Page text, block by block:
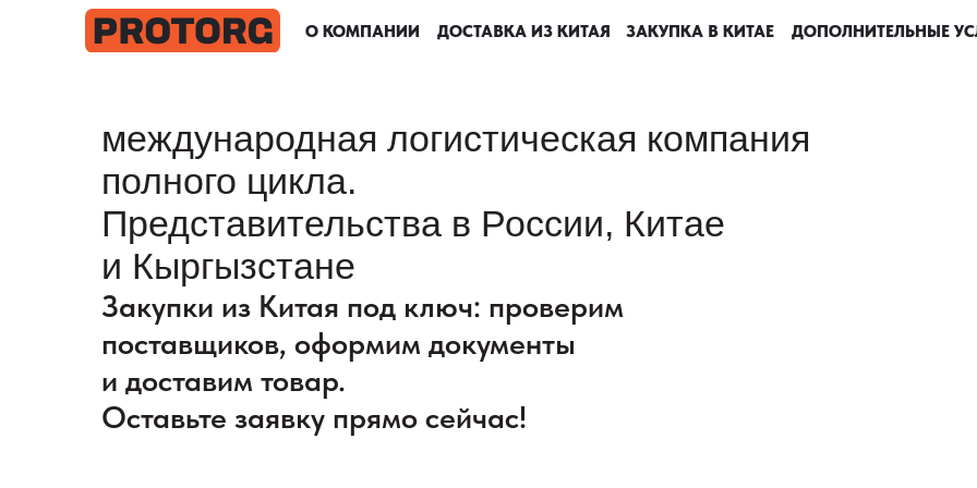
ДОПОЛНИТЕЛЬНЫЕ
О КОМПАНИИ ДОСТАВКА ИЗ КИТАЯ ЗАКУПКА В КИТАЕ ДОПОЛНИТЕЛЬНЫЕ
О КОМПАНИИ ДОСТАВКА ИЗ КИТАЯ ЗАКУПКА В КИТАЕ
международная логистическая компания
полного цикла.
Представительства в России, Китае
и Кыргызстане
Закупки из Китая под ключ: проверим
поставщиков, оформим документы
и доставим товар.
Оставьте заявку прямо сейчас!
ДОПОЛНИТЕЛЬНЫЕ
О КОМПАНИИ ДОСТАВКА ИЗ КИТАЯ ЗАКУПКА В КИТАЕ ДОПОЛНИТЕЛЬНЫЕ
О КОМПАНИИ ДОСТАВКА ИЗ КИТАЯ ЗАКУПКА В КИТАЕ